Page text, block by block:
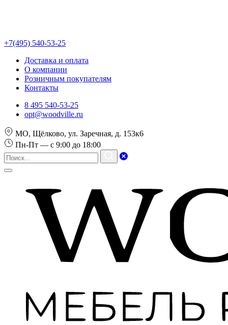
+7(495) 540-53-25
Доставка и оплата
О компании
Розничным покупателям
Контакты
8 495 540-53-25
opt@woodville.ru
МО, Щёлково, ул. Заречная, д. 153к6
Пн-Пт — с 9:00 до 18:00